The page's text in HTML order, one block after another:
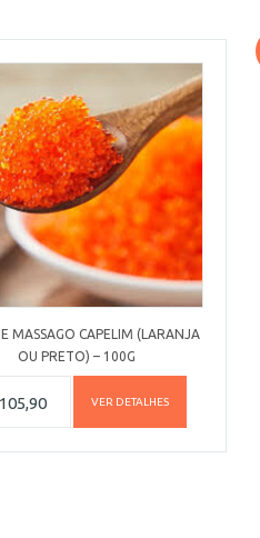
MASSAGO CAPELIM (LARANJA
OU PRETO) – 100G
105,90 VER DETALHES